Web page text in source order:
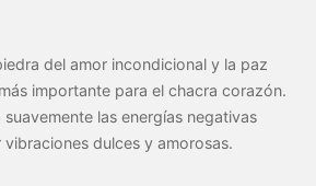
del amor incondicional y la paz
importante para el chacra corazón.
las energías negativas
dulces y amorosas.